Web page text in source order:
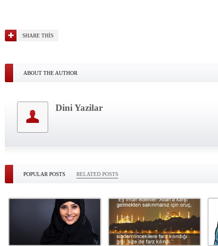
SHARE THIS
ABOUT THE AUTHOR
Dini Yazilar
POPULAR POSTS RELATED POSTS